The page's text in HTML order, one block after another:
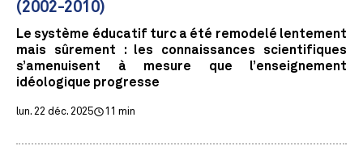
(2002-2010)
Le système éducatif turc a été remodelé lentement
mais sûrement : les connaissances scientifiques
s’amenuisent à mesure que l’enseignement
idéologique progresse
lun. 22 déc. 2025 11 min